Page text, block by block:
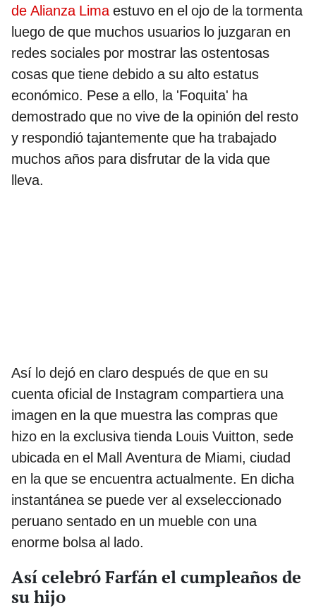
de Alianza Lima estuvo en el ojo de la tormenta
luego de que muchos usuarios lo juzgaran en
redes sociales por mostrar las ostentosas
cosas que tiene debido a su alto estatus
económico. Pese a ello, la 'Foquita' ha
demostrado que no vive de la opinión del resto
y respondió tajantemente que ha trabajado
muchos años para disfrutar de la vida que
lleva.
Así lo dejó en claro después de que en su
cuenta oficial de Instagram compartiera una
imagen en la que muestra las compras que
hizo en la exclusiva tienda Louis Vuitton, sede
ubicada en el Mall Aventura de Miami, ciudad
en la que se encuentra actualmente. En dicha
instantánea se puede ver al exseleccionado
peruano sentado en un mueble con una
enorme bolsa al lado.
Así celebró Farfán el cumpleaños de
su hijo